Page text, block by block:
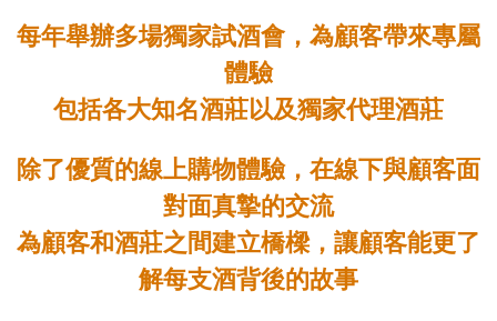
每年舉辦多場獨家試酒會，為顧客帶來專屬
體驗
包括各大知名酒莊以及獨家代理酒莊
除了優質的線上購物體驗，在線下與顧客面
對面真摯的交流
為顧客和酒莊之間建立橋樑，讓顧客能更了
解每支酒背後的故事